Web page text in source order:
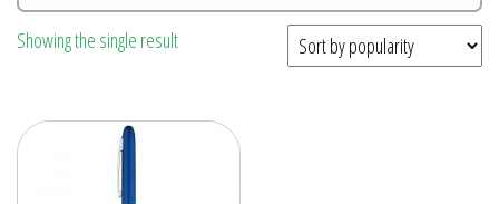
Showing the single result